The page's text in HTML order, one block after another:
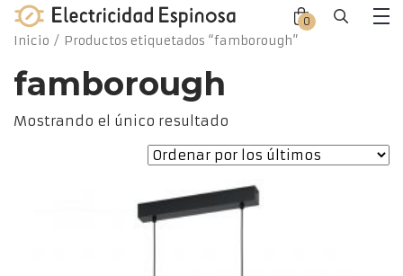
Skip
content
0
Inicio / Productos etiquetados “famborough”
famborough
Mostrando el único resultado
Close
Close